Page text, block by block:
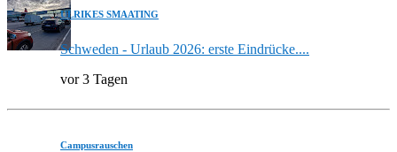
ULRIKES SMAATING
Schweden - Urlaub 2026: erste Eindrücke....
vor 3 Tagen
Campusrauschen